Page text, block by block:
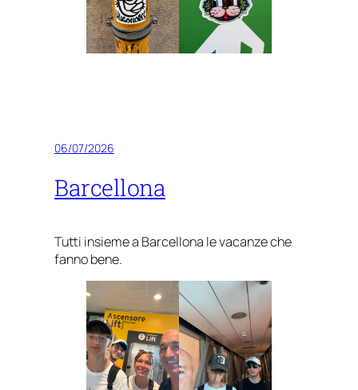
06/07/2026
Barcellona
Tutti insieme a Barcellona le vacanze che
fanno bene.